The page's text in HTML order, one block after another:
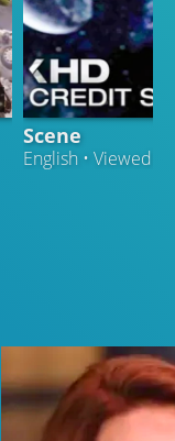
Scene
English • Viewed